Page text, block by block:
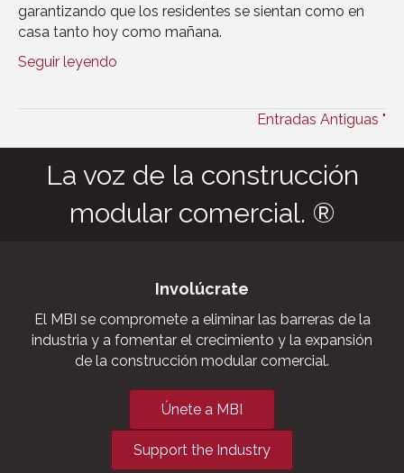
garantizando que los residentes se sientan como en
casa tanto hoy como mañana.
Seguir leyendo
Entradas Antiguas "
La voz de la construcción
modular comercial. ®
Involúcrate
El MBI se compromete a eliminar las barreras de la
industria y a fomentar el crecimiento y la expansión
de la construcción modular comercial.
Únete a MBI
Support the Industry